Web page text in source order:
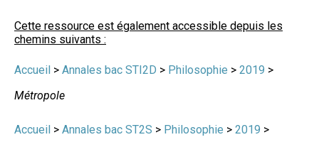
Cette ressource est également accessible depuis les
chemins suivants :
Accueil > Annales bac STI2D > Philosophie > 2019 >
Métropole
Accueil > Annales bac ST2S > Philosophie > 2019 >